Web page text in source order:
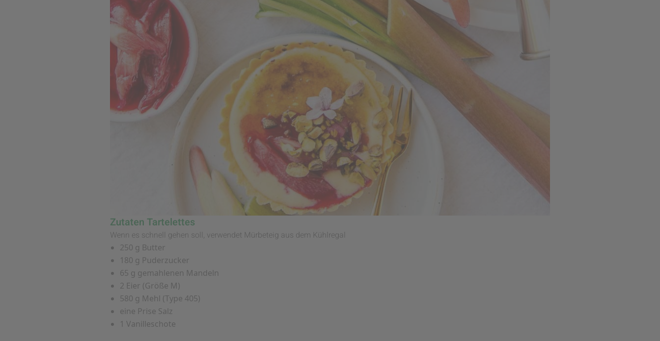
Zutaten Tartelettes
Wenn es schnell gehen soll, verwendet Mürbeteig aus dem Kühlregal
250 g Butter
180 g Puderzucker
65 g gemahlenen Mandeln
2 Eier (Größe M)
580 g Mehl (Type 405)
eine Prise Salz
1 Vanilleschote